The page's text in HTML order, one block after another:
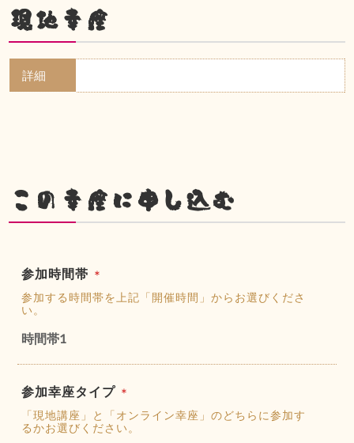
現地幸座
詳細
この幸座に申し込む
参加時間帯 ＊
参加する時間帯を上記「開催時間」からお選びくださ
い。
時間帯1
参加幸座タイプ ＊
「現地講座」と「オンライン幸座」のどちらに参加す
るかお選びください。